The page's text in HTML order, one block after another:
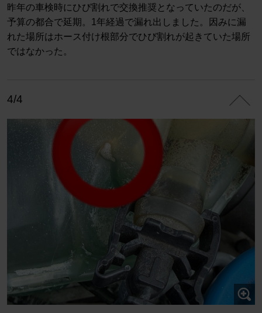
昨年の車検時にひび割れで交換推奨となっていたのだが、
予算の都合で延期。1年経過で漏れ出しました。因みに漏
れた場所はホース付け根部分でひび割れが起きていた場所
ではなかった。
4/4